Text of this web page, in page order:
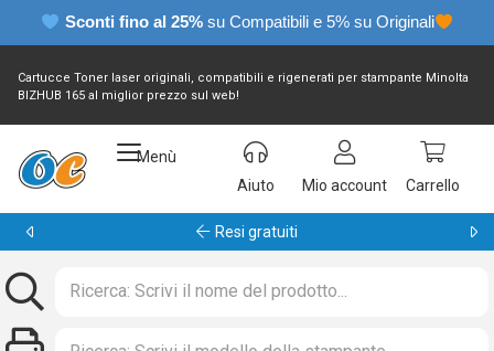
Sconti fino al 25% su Compatibili e 5% su Originali
Cartucce Toner laser originali, compatibili e rigenerati per stampante Minolta
BIZHUB 165 al miglior prezzo sul web!
Menù
Aiuto
Mio account Carrello
Garanzia 24 mesi